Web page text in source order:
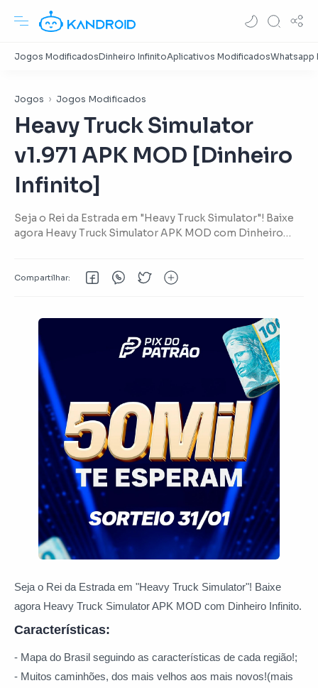
Jogos Jogos Modificados
Heavy Truck Simulator
v1.971 APK MOD [Dinheiro
Infinito]
Seja o Rei da Estrada em "Heavy Truck Simulator"! Baixe
agora Heavy Truck Simulator APK MOD com Dinheiro
Seja o Rei da Estrada em "Heavy Truck Simulator"! Baixe
agora Heavy Truck Simulator APK MOD com Dinheiro Infinito.
Características:
- Mapa do Brasil seguindo as características de cada região!;
- Muitos caminhões, dos mais velhos aos mais novos!(mais